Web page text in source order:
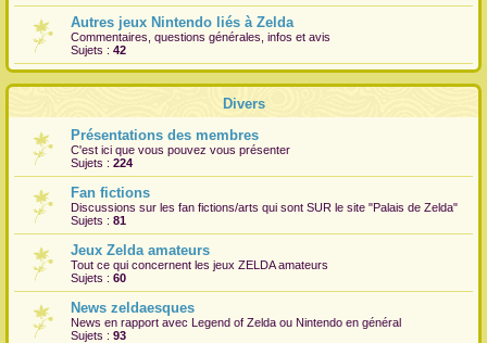
Autres jeux Nintendo liés à Zelda
Commentaires, questions générales, infos et avis
Sujets : 42
Divers
Présentations des membres
C'est ici que vous pouvez vous présenter
Sujets : 224
Fan fictions
Discussions sur les fan fictions/arts qui sont SUR le site "Palais de Zelda"
Sujets : 81
Jeux Zelda amateurs
Tout ce qui concernent les jeux ZELDA amateurs
Sujets : 60
News zeldaesques
News en rapport avec Legend of Zelda ou Nintendo en général
Sujets : 93